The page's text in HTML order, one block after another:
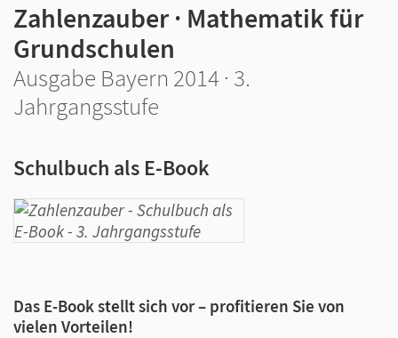
Zahlenzauber · Mathematik für
Grundschulen
Ausgabe Bayern 2014 · 3.
Jahrgangsstufe
Schulbuch als E-Book
Das E-Book stellt sich vor – profitieren Sie von
vielen Vorteilen!